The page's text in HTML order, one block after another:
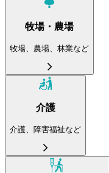
牧場・農場
牧場、農場、林業など
介護
介護、障害福祉など